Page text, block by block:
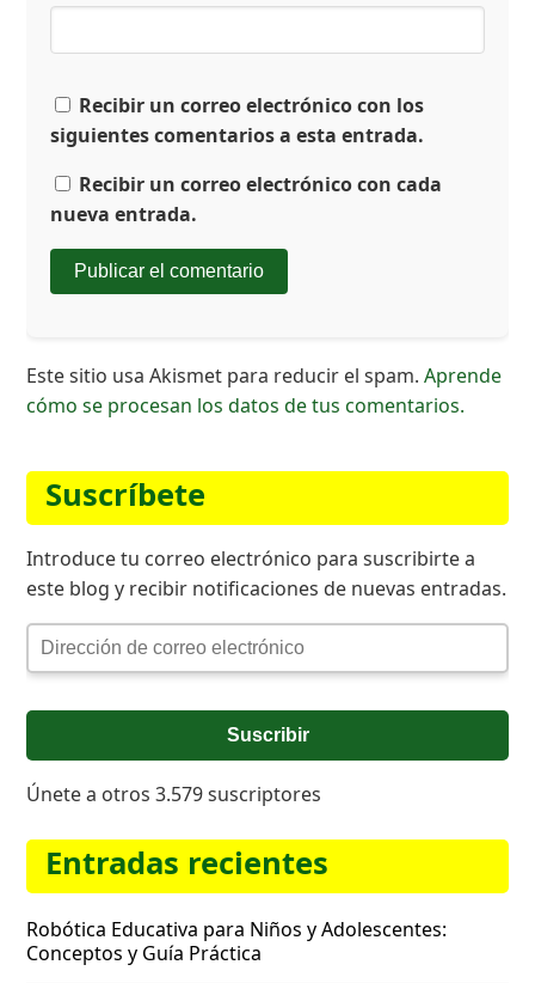
Recibir un correo electrónico con los
siguientes comentarios a esta entrada.
Recibir un correo electrónico con cada
nueva entrada.
Este sitio usa Akismet para reducir el spam.Aprende
cómo se procesan los datos de tus comentarios.
Suscríbete
Introduce tu correo electrónico para suscribirte a
este blog y recibir notificaciones de nuevas entradas.
Dirección
de
Suscribir
Únete a otros 3.579 suscriptores
Entradas recientes
Robótica Educativa para Niños y Adolescentes:
Conceptos y Guía Práctica